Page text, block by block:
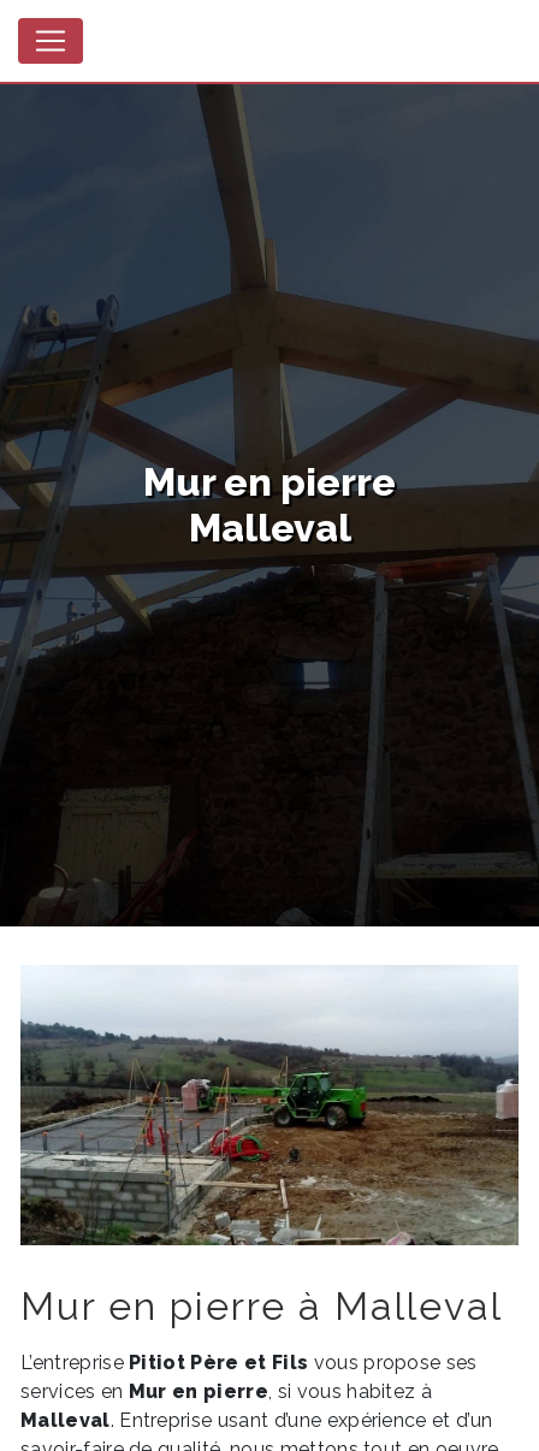
Mur en pierre
Malleval
Mur en pierre à Malleval
L’entreprise Pitiot Père et Fils vous propose ses
services en Mur en pierre, si vous habitez à
Malleval. Entreprise usant d’une expérience et d’un
Panneau de gestion des cookies